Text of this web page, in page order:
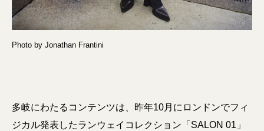
Photo by Jonathan Frantini
多岐にわたるコンテンツは、昨年10月にロンドンでフィ
ジカル発表したランウェイコレクション「SALON 01」